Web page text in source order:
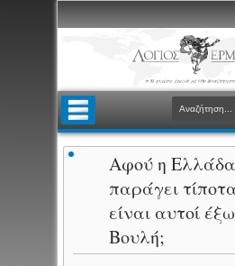
Αφού η
παράγει
είναι αυτοί
Βουλή;